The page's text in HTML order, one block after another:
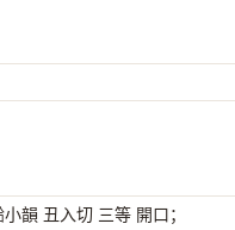
韻 丑入切 三等 開口；